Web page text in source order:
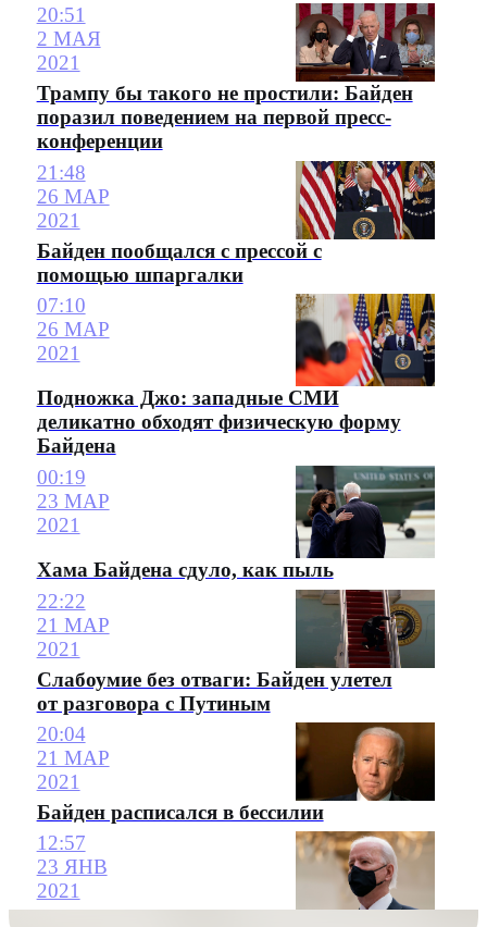
20:51
2 МАЯ
2021
Трампу бы такого не простили: Байден
поразил поведением на первой пресс-
конференции
21:48
26 МАР
2021
Байден пообщался с прессой с
помощью шпаргалки
07:10
26 МАР
2021
Подножка Джо: западные СМИ
деликатно обходят физическую форму
Байдена
00:19
23 МАР
2021
Хама Байдена сдуло, как пыль
22:22
21 МАР
2021
Слабоумие без отваги: Байден улетел
от разговора с Путиным
20:04
21 МАР
2021
Байден расписался в бессилии
12:57
23 ЯНВ
2021